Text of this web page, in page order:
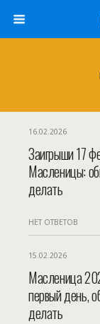
16.02.2026
Заигрыши 17
Масленицы:
делать
НЕТ ОТВЕТОВ
15.02.2026
Масленица
первый день,
делать